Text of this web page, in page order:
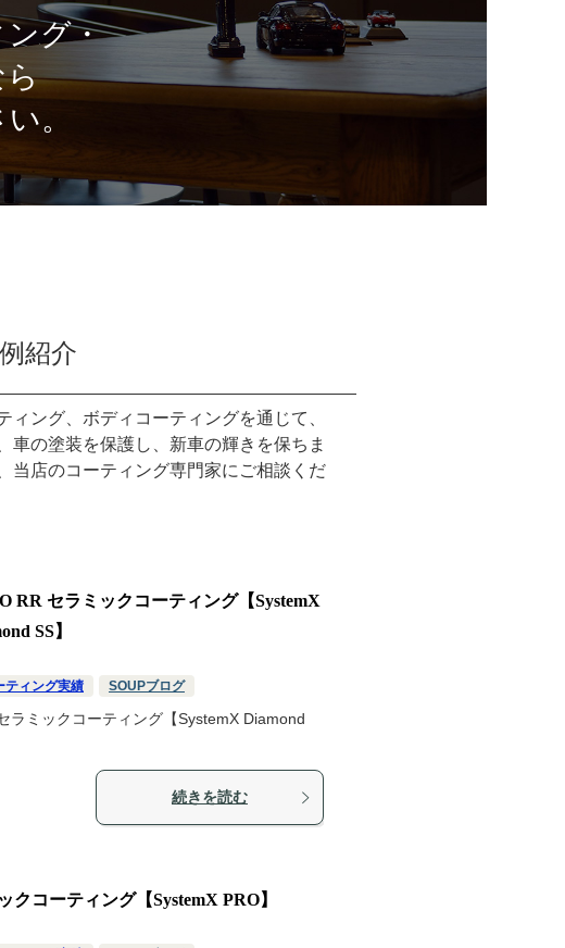
ング・
ら
。
紹介
ング、ボディコーティングを通じて、
の塗装を保護し、新車の輝きを保ちま
当店のコーティング専門家にご相談くだ
RR セラミックコーティング【SystemX
SS】
ティング実績 SOUPブログ
ラミックコーティング【SystemX Diamond
続きを読む
クコーティング【SystemX PRO】